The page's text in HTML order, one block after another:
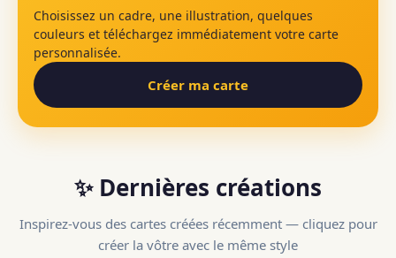
Choisissez un cadre, une illustration, quelques
couleurs et téléchargez immédiatement votre carte
personnalisée.
Créer ma carte
✨ Dernières créations
Inspirez-vous des cartes créées récemment — cliquez pour
créer la vôtre avec le même style